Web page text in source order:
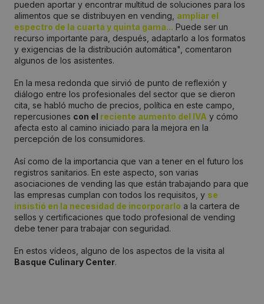
pueden aportar y encontrar multitud de soluciones para los
alimentos que se distribuyen en vending, ampliar el
espectro de la cuarta y quinta gama... Puede ser un
recurso importante para, después, adaptarlo a los formatos
y exigencias de la distribución automática", comentaron
algunos de los asistentes.
En la mesa redonda que sirvió de punto de reflexión y
diálogo entre los profesionales del sector que se dieron
cita, se habló mucho de precios, política en este campo,
repercusiones con el reciente aumento del IVA y cómo
afecta esto al camino iniciado para la mejora en la
percepción de los consumidores.
Así como de la importancia que van a tener en el futuro los
registros sanitarios. En este aspecto, son varias
asociaciones de vending las que están trabajando para que
las empresas cumplan con todos los requisitos, y se
insistió en la necesidad de incorporarlo a la cartera de
sellos y certificaciones que todo profesional de vending
debe tener para trabajar con seguridad.
En estos vídeos, alguno de los aspectos de la visita al
Basque Culinary Center.